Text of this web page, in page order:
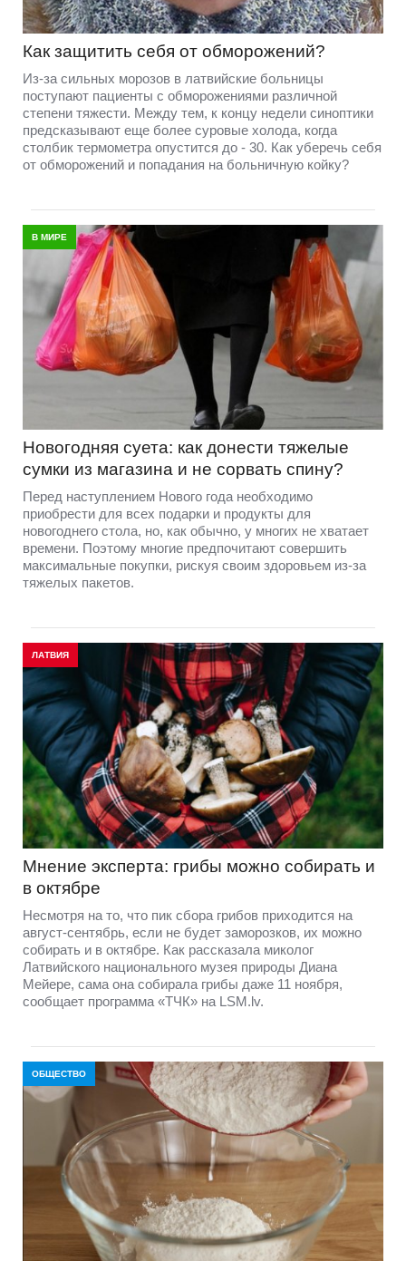
Как защитить себя от обморожений?
Из-за сильных морозов в латвийские больницы
поступают пациенты с обморожениями различной
степени тяжести. Между тем, к концу недели синоптики
предсказывают еще более суровые холода, когда
столбик термометра опустится до - 30. Как уберечь себя
от обморожений и попадания на больничную койку?
В МИРЕ
Новогодняя суета: как донести тяжелые
сумки из магазина и не сорвать спину?
Перед наступлением Нового года необходимо
приобрести для всех подарки и продукты для
новогоднего стола, но, как обычно, у многих не хватает
времени. Поэтому многие предпочитают совершить
максимальные покупки, рискуя своим здоровьем из-за
тяжелых пакетов.
ЛАТВИЯ
Мнение эксперта: грибы можно собирать и
в октябре
Несмотря на то, что пик сбора грибов приходится на
август-сентябрь, если не будет заморозков, их можно
собирать и в октябре. Как рассказала миколог
Латвийского национального музея природы Диана
Мейере, сама она собирала грибы даже 11 ноября,
сообщает программа «ТЧК» на LSM.lv.
ОБЩЕСТВО